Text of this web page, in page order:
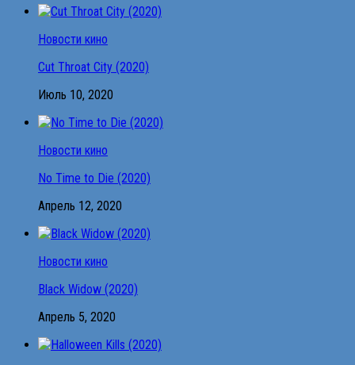
Новости кино
Cut Throat City (2020)
Июль 10, 2020
Новости кино
No Time to Die (2020)
Апрель 12, 2020
Новости кино
Black Widow (2020)
Апрель 5, 2020